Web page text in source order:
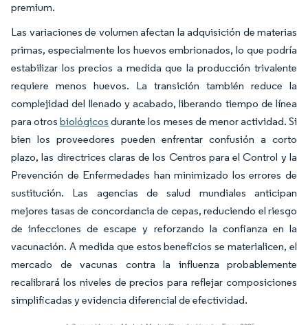
premium.
Las variaciones de volumen afectan la adquisición de materias
primas, especialmente los huevos embrionados, lo que podría
estabilizar los precios a medida que la producción trivalente
requiere menos huevos. La transición también reduce la
complejidad del llenado y acabado, liberando tiempo de línea
para otrosbiológicos durante los meses de menor actividad. Si
bien los proveedores pueden enfrentar confusión a corto
plazo, las directrices claras de los Centros para el Control y la
Prevención de Enfermedades han minimizado los errores de
sustitución. Las agencias de salud mundiales anticipan
mejores tasas de concordancia de cepas, reduciendo el riesgo
de infecciones de escape y reforzando la confianza en la
vacunación. A medida que estos beneficios se materialicen, el
mercado de vacunas contra la influenza probablemente
recalibrará los niveles de precios para reflejar composiciones
simplificadas y evidencia diferencial de efectividad.